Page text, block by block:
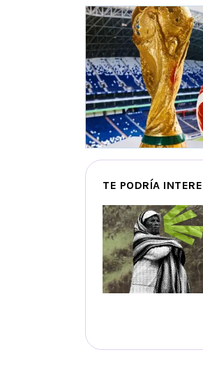
TE PODRÍA